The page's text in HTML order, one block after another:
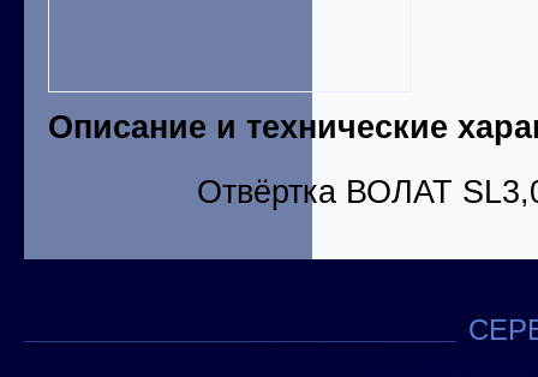
Описание и технические
Отвёртка ВОЛАТ